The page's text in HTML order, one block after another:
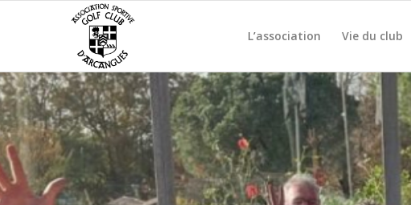
L’association Vie du club